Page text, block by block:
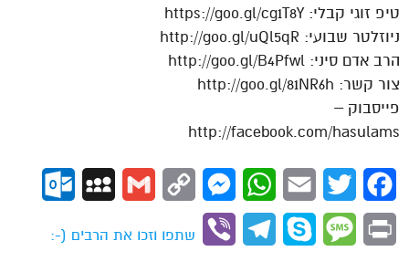
טיפ זוגי קבלי: https://goo.gl/cg1T8Y
ניוזלטר שבועי: http://goo.gl/uQl5qR
הרב אדם סיני: http://goo.gl/B4Pfwl
צור קשר: http://goo.gl/81NR6h
פייסבוק –
http://facebook.com/hasulams
Facebook
Twitter
Email
WhatsApp
Messenger
Copy
Gmail
MySpace
Print
Message
Skype
Telegram
Viber
שתפו וזכו את הרבים (-: